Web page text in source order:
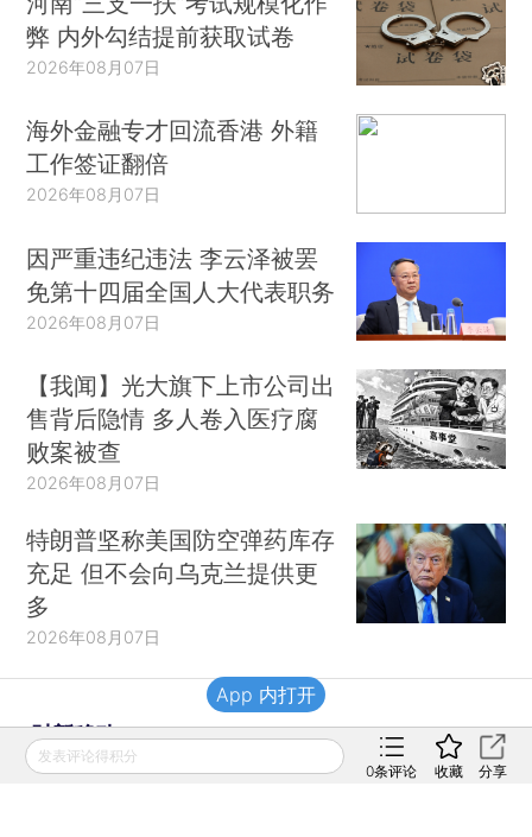
弊 内外勾结提前获取试卷
2026年08月07日
海外金融专才回流香港 外籍
工作签证翻倍
2026年08月07日
因严重违纪违法 李云泽被罢
免第十四届全国人大代表职务
2026年08月07日
【我闻】光大旗下上市公司出
售背后隐情 多人卷入医疗腐
败案被查
2026年08月07日
特朗普坚称美国防空弹药库存
充足 但不会向乌克兰提供更
多
2026年08月07日
财新移动
发表评论得积分
0条评论 收藏 分享
App 内打开